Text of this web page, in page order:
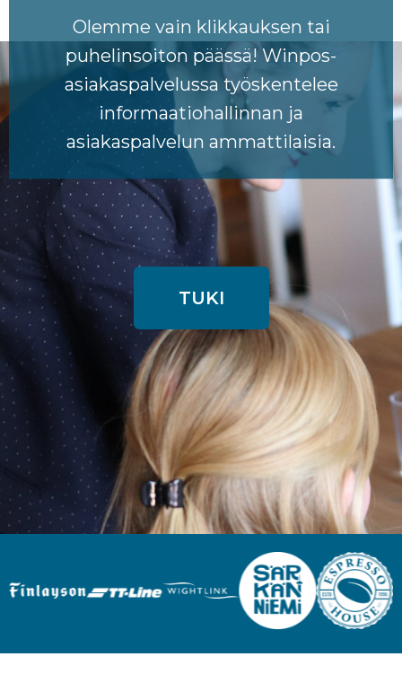
Olemme vain klikkauksen tai
puhelinsoiton päässä! Winpos-
asiakaspalvelussa työskentelee
informaatiohallinnan ja
asiakaspalvelun ammattilaisia.
TUKI